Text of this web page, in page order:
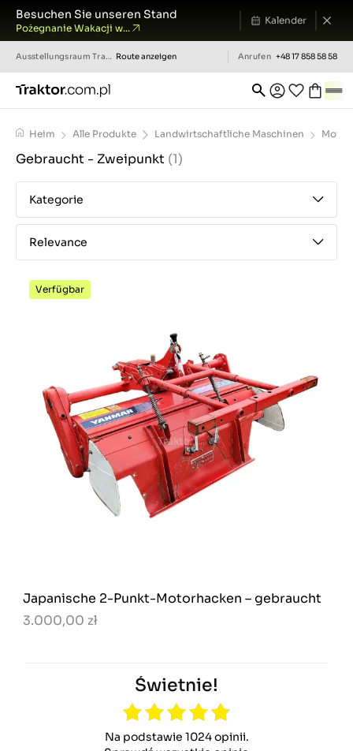
Besuchen Sie unseren Stand
Pożegnanie Wakacji w...
Kalender
AusstellungsraumTraktor.com.pl Route anzeigen Anrufen +48 17 858 58 58
Heim Alle Produkte Landwirtschaftliche Maschinen
Gebraucht - Zweipunkt (1)
Kategorie
Relevance
Verfügbar
Japanische 2-Punkt-Motorhacken – gebraucht
3.000,00 zł
Świetnie!
Na podstawie 1024 opinii.